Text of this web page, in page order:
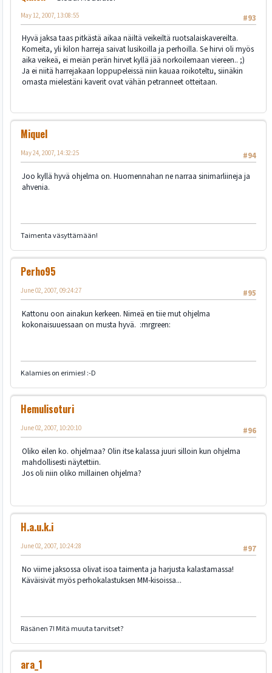
#93
May 12, 2007, 13:08:55
Hyvä jaksa taas pitkästä aikaa näiltä veikeiltä ruotsalaiskavereilta.
Komeita, yli kilon harreja saivat lusikoilla ja perhoilla. Se hirvi oli myös
aika veikeä, ei meiän perän hirvet kyllä jää norkoilemaan viereen.. ;)
Ja ei niitä harrejakaan loppupeleissä niin kauaa roikoteltu, siinäkin
omasta mielestäni kaverit ovat vähän petranneet otteitaan.
Miquel
#94
May 24, 2007, 14:32:25
Joo kyllä hyvä ohjelma on. Huomennahan ne narraa sinimarliineja ja
ahvenia.
Taimenta väsyttämään!
Perho95
#95
June 02, 2007, 09:24:27
Kattonu oon ainakun kerkeen. Nimeä en tiie mut ohjelma
kokonaisuuessaan on musta hyvä. :mrgreen:
Kalamies on erimies! :-D
Hemulisoturi
#96
June 02, 2007, 10:20:10
Oliko eilen ko. ohjelmaa? Olin itse kalassa juuri silloin kun ohjelma
mahdollisesti näytettiin.
Jos oli niin oliko millainen ohjelma?
H.a.u.k.i
#97
June 02, 2007, 10:24:28
No viime jaksossa olivat isoa taimenta ja harjusta kalastamassa!
Käväisivät myös perhokalastuksen MM-kisoissa...
Räsänen 7! Mitä muuta tarvitset?
ara_1